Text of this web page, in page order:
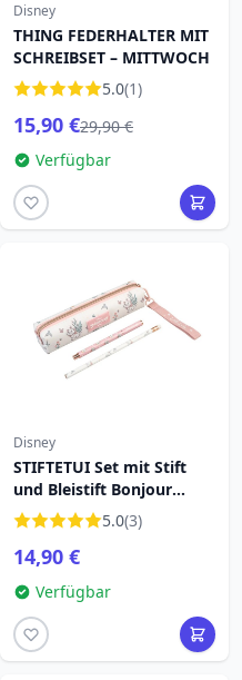
Disney
THING FEDERHALTER MIT
SCHREIBSET – MITTWOCH
5.0(1)
15,90 €29,90 €
Verfügbar
Disney
STIFTETUI Set mit Stift
und Bleistift Bonjour
MARIE - Disney DIE
ARISTOCATS
5.0(3)
14,90 €
Verfügbar